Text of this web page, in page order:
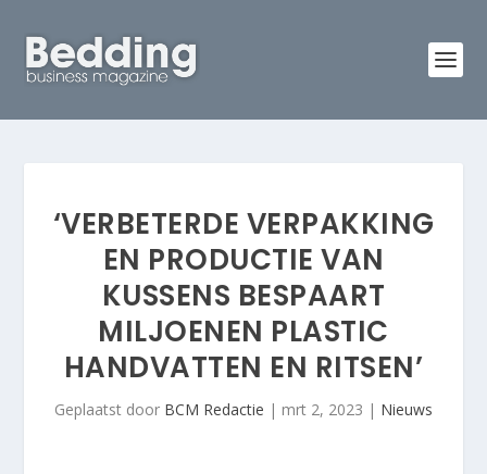
‘VERBETERDE VERPAKKING
EN PRODUCTIE VAN
KUSSENS BESPAART
MILJOENEN PLASTIC
HANDVATTEN EN RITSEN’
Geplaatst door BCM Redactie | mrt 2, 2023 | Nieuws